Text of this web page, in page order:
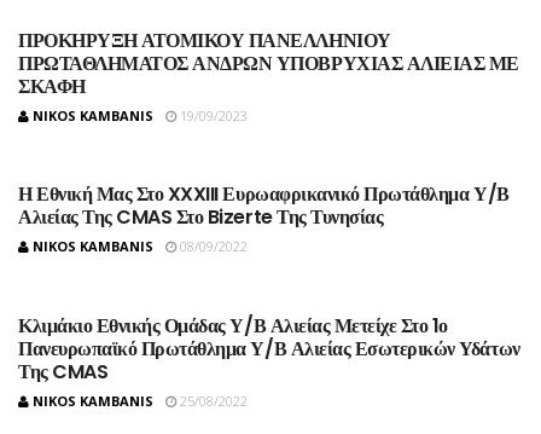
ΠΡΟΚΗΡΥΞΗ ΑΤΟΜΙΚΟΥ ΠΑΝΕΛΛΗΝΙΟΥ
ΠΡΩΤΑΘΛΗΜΑΤΟΣ ΑΝΔΡΩΝ ΥΠΟΒΡΥΧΙΑΣ ΑΛΙΕΙΑΣ ΜΕ
ΣΚΑΦΗ
NIKOS KAMBANIS 19/09/2023
Η Εθνική Μας Στο XXXIII Ευρωαφρικανικό Πρωτάθλημα Υ/Β
Αλιείας Της CMAS Στο Bizerte Της Τυνησίας
NIKOS KAMBANIS 08/09/2022
Κλιμάκιο Εθνικής Ομάδας Υ/Β Αλιείας Μετείχε Στο 1ο
Πανευρωπαϊκό Πρωτάθλημα Υ/Β Αλιείας Εσωτερικών Υδάτων
Της CMAS
NIKOS KAMBANIS 25/08/2022